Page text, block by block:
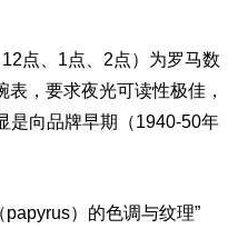
点、1点、2点）为罗马数
，要求夜光可读性极佳，
是向品牌早期（1940-50年
）的色调与纹理”